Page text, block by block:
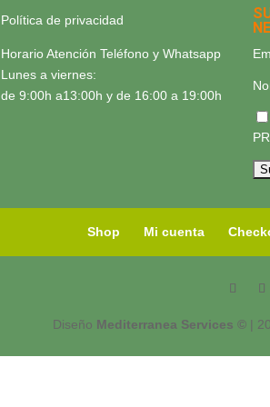
Política de privacidad
Horario Atención Teléfono y Whatsapp
Lunes a viernes:
de 9:00h a13:00h y de 16:00 a 19:00h
Shop Mi cuenta
Diseño Mediterranea Services ©|